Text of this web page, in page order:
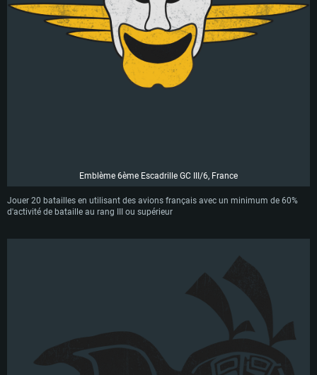
Emblème 6ème Escadrille GC III/6, France
Jouer 20 batailles en utilisant des avions français avec un minimum de 60%
d'activité de bataille au rang III ou supérieur